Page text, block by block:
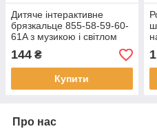
Дитяче інтерактивне
брязкальце 855-58-59-60-
61A з музикою і світлом
144 ₴
Купити
Про нас